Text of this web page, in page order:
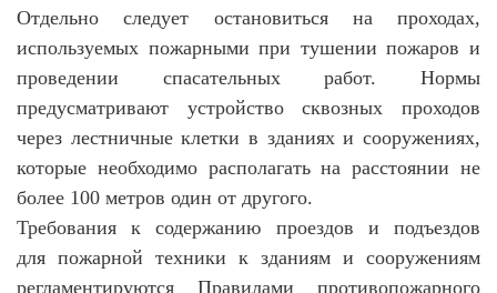
Отдельно следует остановиться на проходах,
используемых пожарными при тушении пожаров и
проведении спасательных работ. Нормы
предусматривают устройство сквозных проходов
через лестничные клетки в зданиях и сооружениях,
которые необходимо располагать на расстоянии не
более 100 метров один от другого.
Требования к содержанию проездов и подъездов
для пожарной техники к зданиям и сооружениям
регламентируются Правилами противопожарного